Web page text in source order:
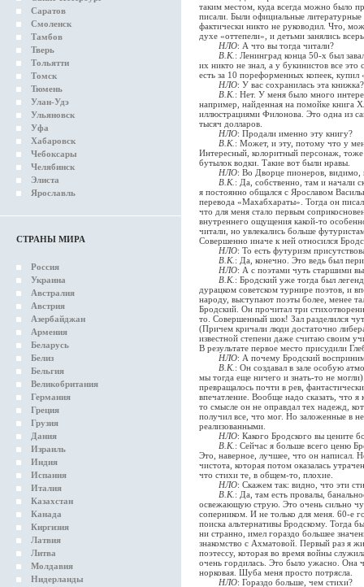
Саратов
Смоленск
Тамбов
Тверь
Тольятти
Томск
Тюмень
Улан-Удэ
Ульяновск
Уфа
Хабаровск
Чебоксары
Челябинск
Элиста
Ярославль
СТРАНЫ МИРА
Россия
Украина
Австралия
Австрия
Азербайджан
Армения
Беларусь
Белиз
Бельгия
Великобритания
Германия
Греция
Грузия
Дания
Израиль
Индия
Испания
Италия
Казахстан
Канада
Киргизия
Латвия
Литва
Молдавия
Нидерланды
таким местом, куда всегда можно было
писали. Были официальные
фактически никто не руководил. Что,
духе «оттепели», и детьми занялись
НЛО: А что вы тогда читали?
В.К. : Ленинград конца 50-х был
их никто не знал, а у букинистов все
есть за 10 пореформенных копеек,
НЛО: У вас сохранилась эта книжка?
В.К. : Нет. У меня было много
например, найденная на помойке книга
иллюстрациями Филонова. Это одна из
тысяч долларов.
НЛО: Продали именно эту книгу?
В.К. : Может, и эту, потому что у
Интересный, колоритный персонаж,
бутылок водки. Такие вот были нравы.
НЛО: Во Дворце пионеров, видимо,
В.К. : Да, собственно, там и начали
я постоянно общался с Ярославом
перевода «Махабхараты». Тогда он
что для меня стало первым
внутреннего ощущения какой-то
читали, но увлекались больше
Совершенно иначе к ней относился
НЛО: То есть футуризм
В.К. : Да, конечно. Это ведь был
НЛО: А с поэтами чуть старшими
В.К. : Бродский уже тогда был
дурацком советском турнире поэтов, и
народу, выступают поэты более, менее
Бродский. Он прочитал три
то. Совершенный шок! Зал разделился
(Причем кричали люди достаточно
известной степени даже считаю своим
В результате первое место присудили
НЛО: А почему Бродский
В.К. : Он создавал в зале особую
мы тогда еще ничего и знать-то не
превращалось почти в рев,
впечатление. Вообще надо сказать, что
то смысле он не оправдал тех надежд,
получил все, что мог. Но заложенные в
реализованными.
НЛО: Какого Бродского вы цените
В.К. : Сейчас я больше всего ценю
Это, наверное, лучшее, что он написал.
чистота, которая потом оказалась
что стихи те, в общем-то, плохие.
НЛО: Скажем так: видно, что эти
В.К. : Да, там есть провалы,
освежающую струю. Это очень сильно
соперником. И не только для меня. 60-е
поиска альтернативы Бродскому. Тогда
ни странно, имел гораздо большее
знакомство с Ахматовой. Первый раз я
поэтессу, которая во время войны
очень гордилась. Это было ужасно. Она
норковая. Шуба меня просто потрясла.
НЛО: Гораздо больше, чем стихи?